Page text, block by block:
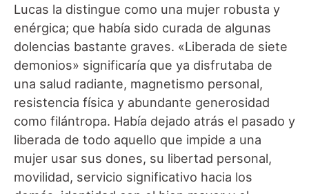
Lucas la distingue como una mujer robusta y
enérgica; que había sido curada de algunas
dolencias bastante graves. «Liberada de siete
demonios» significaría que ya disfrutaba de
una salud radiante, magnetismo personal,
resistencia física y abundante generosidad
como filántropa. Había dejado atrás el pasado y
liberada de todo aquello que impide a una
mujer usar sus dones, su libertad personal,
movilidad, servicio significativo hacia los